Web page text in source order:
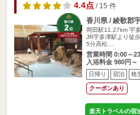
4.4点/ 15 件
香川県 / 綾歌郡
岡田駅11.27km 宇
JR宇多津駅より徒
5分高松…
営業時間 0:00～
入浴料金 980円～
日帰り 宿泊 格
クーポンあり
楽天トラベルの宿